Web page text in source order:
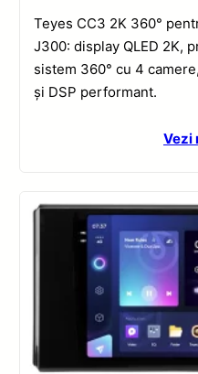
Teyes CC3 2K 360°
J300: display QLED 2K,
sistem 360° cu 4
și DSP performant.
Vezi